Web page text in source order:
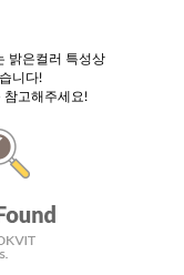
밝은컬러 특성상
니다!
참고해주세요!